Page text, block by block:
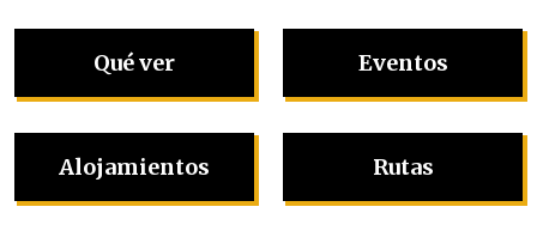
Qué ver
Alojamientos
Eventos
Rutas